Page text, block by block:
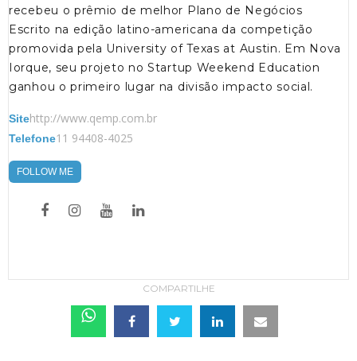
recebeu o prêmio de melhor Plano de Negócios
Escrito na edição latino-americana da competição
promovida pela University of Texas at Austin. Em Nova
Iorque, seu projeto no Startup Weekend Education
ganhou o primeiro lugar na divisão impacto social.
Sitehttp://www.qemp.com.br
Telefone11 94408-4025
FOLLOW ME
COMPARTILHE